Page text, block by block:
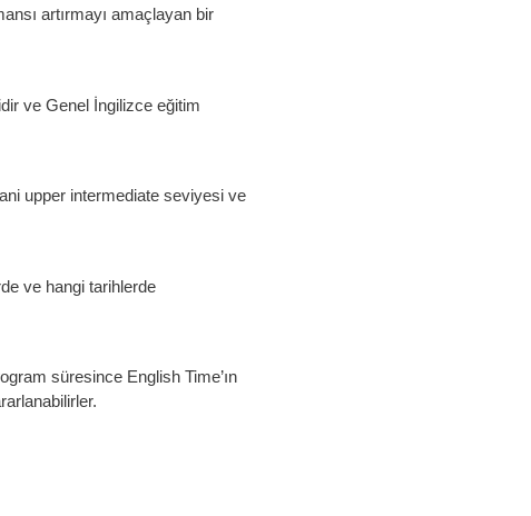
artırmayı amaçlayan bir
ve Genel İngilizce eğitim
upper intermediate seviyesi ve
ve hangi tarihlerde
süresince English Time’ın